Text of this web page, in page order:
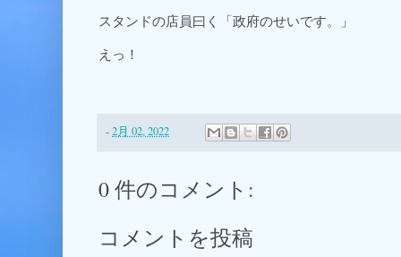
スタンドの店員曰く「政府のせいです。」
えっ！
-2月 02, 2022
0 件のコメント:
コメントを投稿